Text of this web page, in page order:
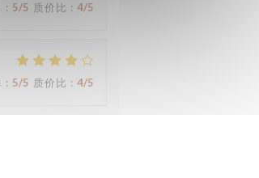
: 5/5 质价比 : 4/5
: 5/5 质价比 : 4/5